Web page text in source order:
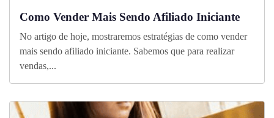
Como Vender Mais Sendo Afiliado Iniciante
No artigo de hoje, mostraremos estratégias de como vender
mais sendo afiliado iniciante. Sabemos que para realizar
vendas,...